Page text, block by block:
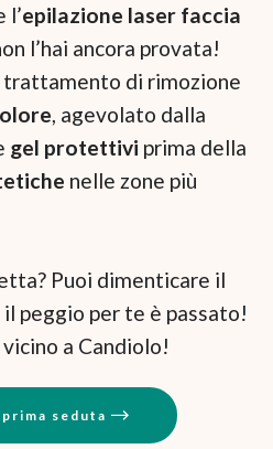
l’epilazione laser faccia
l’hai ancora provata!
trattamento di rimozione
, agevolato dalla
gel protettivi prima della
nelle zone più
Puoi dimenticare il
peggio per te è passato!
a Candiolo!
seduta